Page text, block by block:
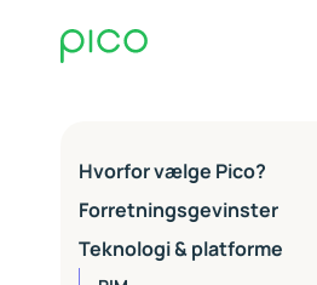
Hvorfor vælge Pico?
Om Pico & Kernekompetancer
EQ
Forretningsgevinster
Forretningsprocesser
Vækst
Teknologi & platforme